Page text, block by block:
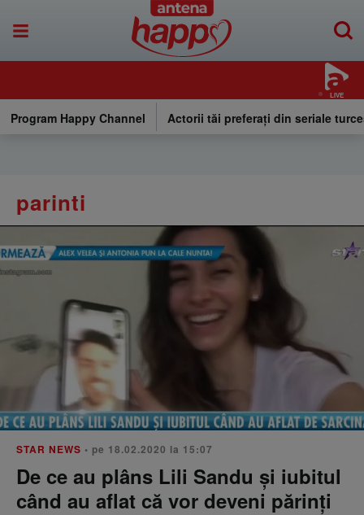
LIVE
Program Happy Channel Actorii tăi preferați din seriale
parinti
STAR NEWS • pe 18.02.2020 la 15:07
De ce au plâns Lili Sandu şi iubitul
când au aflat că vor deveni părinţi